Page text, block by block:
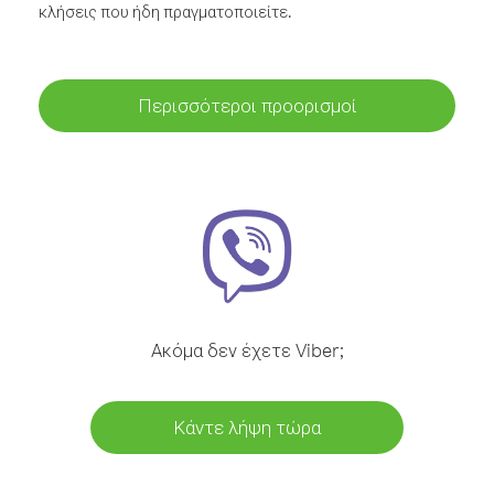
κλήσεις που ήδη πραγματοποιείτε.
Περισσότεροι προορισμοί
Ακόμα δεν έχετε Viber;
Κάντε λήψη τώρα